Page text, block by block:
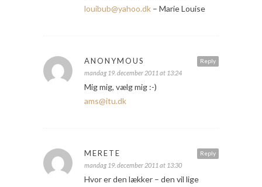
louibub@yahoo.dk – Marie Louise
Reply
ANONYMOUS
mandag 19. december 2011 at 13:24
Mig mig, vælg mig :-)
ams@itu.dk
Reply
MERETE
mandag 19. december 2011 at 13:30
Hvor er den lækker – den vil lige